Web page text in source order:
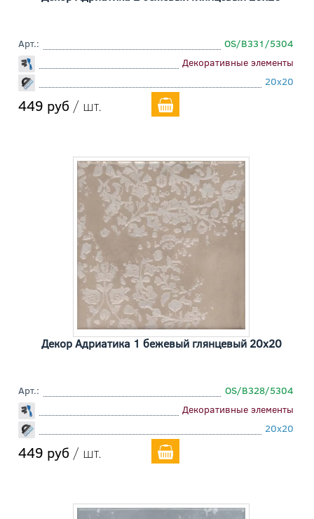
Арт.:
OS/B331/5304
Декоративные элементы
20x20
449 руб / шт.
Декор Адриатика 1 бежевый глянцевый 20x20
Арт.:
OS/B328/5304
Декоративные элементы
20x20
449 руб / шт.